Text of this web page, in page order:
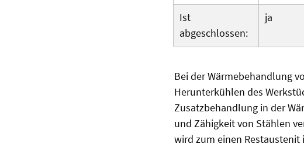
Ist
abgeschlossen:
ja
Bei der Wärmebehandlung
Herunterkühlen des
Zusatzbehandlung in der
und Zähigkeit von Stählen
wird zum einen